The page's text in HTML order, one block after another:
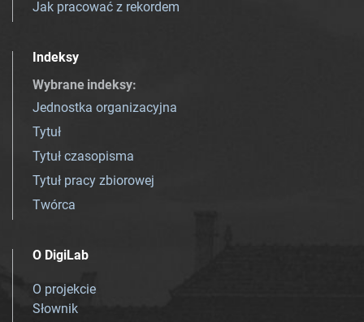
Jak pracować z rekordem
Indeksy
Wybrane indeksy:
Jednostka organizacyjna
Tytuł
Tytuł czasopisma
Tytuł pracy zbiorowej
Twórca
O DigiLab
O projekcie
Słownik